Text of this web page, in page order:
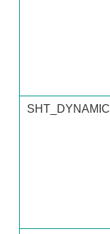
SHT_DYNAMIC